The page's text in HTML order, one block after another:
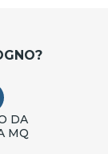
DA
MQ